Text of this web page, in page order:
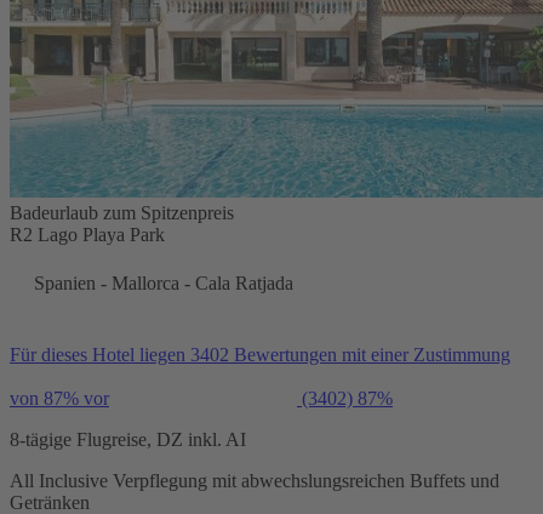
Badeurlaub zum Spitzenpreis
R2 Lago Playa Park
Spanien - Mallorca - Cala Ratjada
Für dieses Hotel liegen 3402 Bewertungen mit einer Zustimmung
von 87% vor (3402) 87%
8-tägige Flugreise, DZ inkl. AI
All Inclusive Verpflegung mit abwechslungsreichen Buffets und
Getränken